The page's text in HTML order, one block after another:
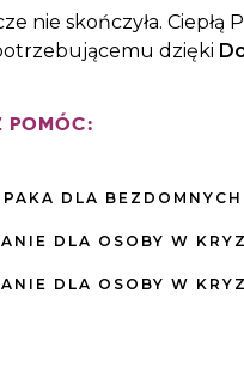
nie skończyła.
dzięki
POMÓC:
DLA
DLA OSOBY W
DLA OSOBY W